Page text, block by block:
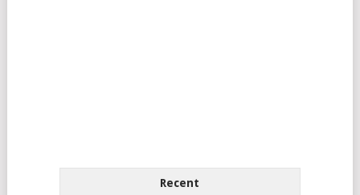
Recent